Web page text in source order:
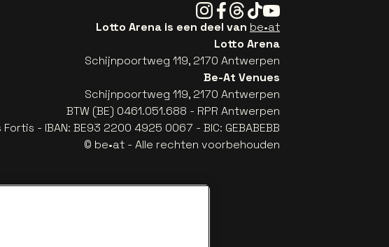
Instagram
Facebook
Threads
TiktokYoutube
Lotto Arena is een deel van be•at
Lotto Arena
Schijnpoortweg 119, 2170 Antwerpen
Be-At Venues
Schijnpoortweg 119, 2170 Antwerpen
BTW (BE) 0461.051.688 - RPR Antwerpen
- IBAN: BE93 2200 4925 0067 - BIC: GEBABEBB
© be•at - Alle rechten voorbehouden